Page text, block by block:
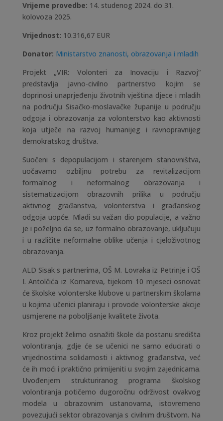
Vrijeme provedbe: 14. studenog 2024. do 31.
kolovoza 2025.
Vrijednost: 10.316,67 EUR
Donator: Ministarstvo znanosti, obrazovanja i mladih
Projekt „VIR: Volonteri za Inovaciju i Razvoj“
predstavlja javno-civilno partnerstvo kojim se
doprinosi unaprjeđenju životnih vještina djece i mladih
na području Sisačko-moslavačke županije u području
odgoja i obrazovanja za volonterstvo kao aktivnosti
koja utječe na razvoj humanijeg i ravnopravnijeg
demokratskog društva.
Suočeni s depopulacijom i starenjem stanovništva,
uočavamo ozbiljnu potrebu za revitalizacijom
formalnog i neformalnog obrazovanja i
sistematizacijom obrazovnih prilika u području
aktivnog građanstva, volonterstva i građanskog
odgoja uopće. Mladi su važan dio populacije, a važno
je i poželjno da se, uz formalno obrazovanje, uključuju
i u različite neformalne oblike učenja i cjeloživotnog
obrazovanja.
ALD Sisak s partnerima, OŠ M. Lovraka iz Petrinje i OŠ
I. Antolčića iz Komareva, tijekom 10 mjeseci osnovat
će školske volonterske klubove u partnerskim školama
u kojima učenici planiraju i provode volonterske akcije
usmjerene na poboljšanje kvalitete života.
Kroz projekt želimo osnažiti škole da postanu središta
volontiranja, gdje će se učenici ne samo educirati o
vrijednostima solidarnosti i aktivnog građanstva, već
će ih moći i praktično primijeniti u svojim zajednicama.
Uvođenjem strukturiranog programa školskog
volontiranja potičemo dugoročnu održivost ovakvog
modela u obrazovnim ustanovama, istovremeno
povezujući sektor obrazovanja s civilnim društvom. Na